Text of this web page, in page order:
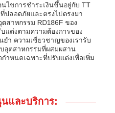
ไขการชำระเงินขึ้นอยู่กับ TT
ปลอดภัยและตรงไปตรงมา
สาหกรรม RD186F ของ
แต่งตามความต้องการของ
ำ ความเชี่ยวชาญของเรารับ
อุตสาหกรรมที่ผสมผสาน
หนดเฉพาะที่ปรับแต่งเพื่อเพิ่ม
และบริการ: